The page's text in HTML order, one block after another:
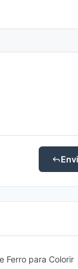
Ferro para Colorir